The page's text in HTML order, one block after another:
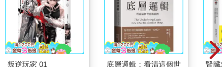
往來的朋友。在他們之中若是男的，或許自認是爸的至交；若是
女的，或許曾在某夜致電給爸尋找自己的丈夫。但是，在這種時
刻，那樣的聊天舉動彰顯著什麼？ 我想到這裡的社會，想到人隨
便生隨便死，想到爸壯志未酬，想到……。薈帶著工作人員走進
來了。他們沒出聲喚我，只隔了些距離等著，一面謹慎地朝我窺
看。
叛逆玩家 01
底層邏輯：看清這個世
腎